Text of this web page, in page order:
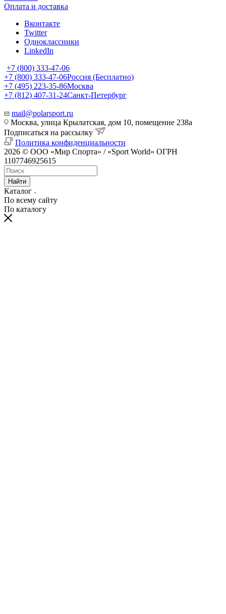
Оплата и доставка
Вконтакте
Twitter
Одноклассники
LinkedIn
+7 (800) 333-47-06
+7 (800) 333-47-06Россия (Бесплатно)
+7 (495) 223-35-86Москва
+7 (812) 407-31-24Санкт-Петербург
mail@polarsport.ru
Москва, улица Крылатская, дом 10, помещение 238а
Подписаться на рассылку
Политика конфиденциальности
2026 © ООО «Мир Спорта» / «Sport World» ОГРН
1107746925615
Найти
Каталог
По всему сайту
По каталогу